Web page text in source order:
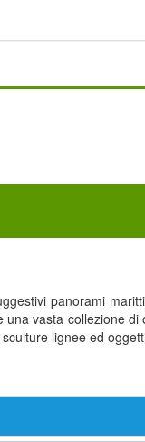
panorami
una vasta collezione
lignee ed